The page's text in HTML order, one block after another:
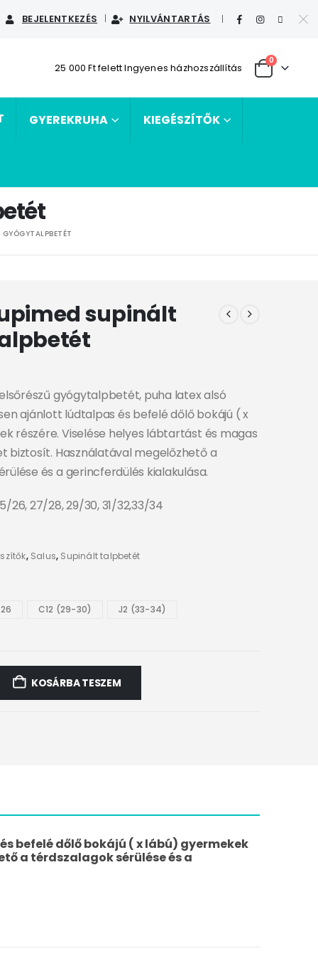
BEJELENTKEZÉS NYILVÁNTARTÁS |
25 000 Ft felett Ingyenes házhozszállítás
0
GYEREKRUHA KIEGÉSZÍTŐK
supinált
gyógytalpbetét, puha latex alsó
ajánlott lúdtalpas és befelé dőlő bokájú ( x
részére. Viselése helyes lábtartást és magas
biztosít. Használatával megelőzhető a
és a gerincferdülés kialakulása.
26, 27/28, 29/30, 31/32,33/34
, Salus, Supinált talpbetét
C12 (29-30) J2 (33-34)
KOSÁRBA TESZEM
befelé dőlő bokájú ( x lábú) gyermekek
a térdszalagok sérülése és a